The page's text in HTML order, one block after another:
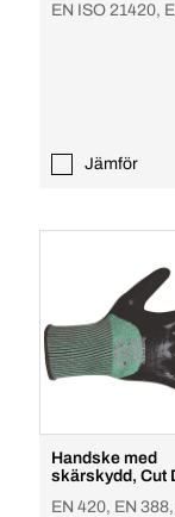
EN ISO 21420,
Jämför
Handske med
skärskydd, Cut
EN 420, EN